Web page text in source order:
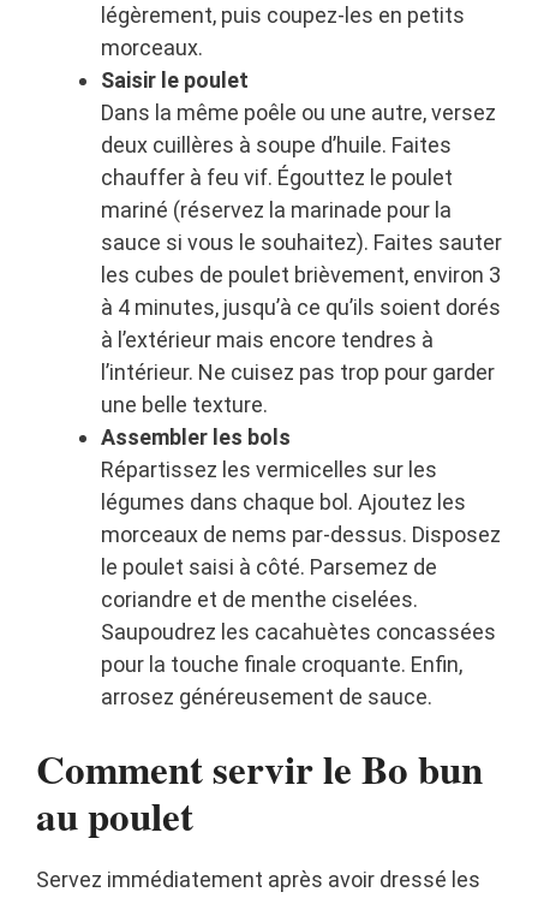
légèrement, puis coupez-les en petits
morceaux.
Saisir le poulet
Dans la même poêle ou une autre, versez
deux cuillères à soupe d’huile. Faites
chauffer à feu vif. Égouttez le poulet
mariné (réservez la marinade pour la
sauce si vous le souhaitez). Faites sauter
les cubes de poulet brièvement, environ 3
à 4 minutes, jusqu’à ce qu’ils soient dorés
à l’extérieur mais encore tendres à
l’intérieur. Ne cuisez pas trop pour garder
une belle texture.
Assembler les bols
Répartissez les vermicelles sur les
légumes dans chaque bol. Ajoutez les
morceaux de nems par-dessus. Disposez
le poulet saisi à côté. Parsemez de
coriandre et de menthe ciselées.
Saupoudrez les cacahuètes concassées
pour la touche finale croquante. Enfin,
arrosez généreusement de sauce.
Comment servir le Bo bun
au poulet
Servez immédiatement après avoir dressé les